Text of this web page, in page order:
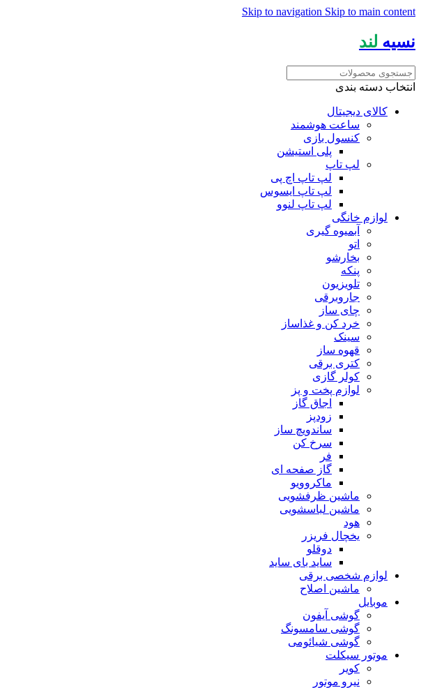
Skip to navigation Skip to main content
نسیه لند
انتخاب دسته بندی
کالای دیجیتال
ساعت هوشمند
کنسول بازی
پلی استیشن
لپ تاپ
لپ تاپ اچ پی
لپ تاپ ایسوس
لپ تاپ لنوو
لوازم خانگی
آبمیوه گیری
اتو
بخارشو
پنکه
تلویزیون
جاروبرقی
چای ساز
خرد کن و غذاساز
سینک
قهوه ساز
کتری برقی
کولر گازی
لوازم پخت و پز
اجاق گاز
زودپز
ساندویچ ساز
سرخ کن
فر
گاز صفحه ای
ماکروویو
ماشین ظرفشویی
ماشین لباسشویی
هود
یخچال فریزر
دوقلو
ساید بای ساید
لوازم شخصی برقی
ماشین اصلاح
موبایل
گوشی آیفون
گوشی سامسونگ
گوشی شیائومی
موتور سیکلت
کویر
نیرو موتور